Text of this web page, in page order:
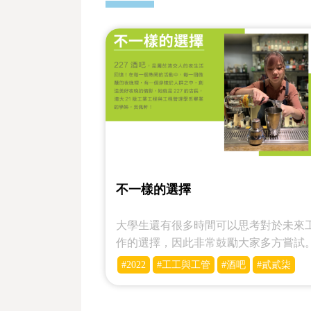
不一樣的選擇
大學生還有很多時間可以思考對於未來
作的選擇，因此非常鼓勵大家多方嘗試
#2022 #工工與工管 #酒吧 #貳貳柒